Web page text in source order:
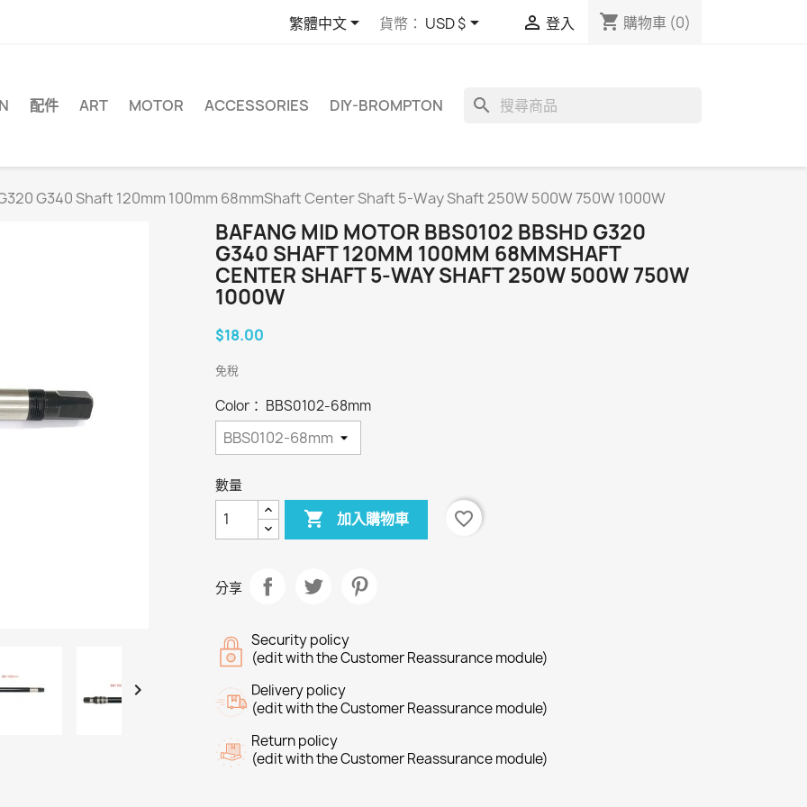
繁體中文 貨幣： USD $  登入 shopping_cart 購物車 (0)
配件 ART MOTOR ACCESSORIES DIY-BROMPTON search
G340 Shaft 120mm 100mm 68mmShaft Center Shaft 5-Way Shaft 250W 500W 750W 1000W

BAFANG MID MOTOR BBS0102 BBSHD G320
G340 SHAFT 120MM 100MM 68MMSHAFT
CENTER SHAFT 5-WAY SHAFT 250W 500W 750W
1000W
$18.00
免稅
Color： BBS0102-68mm
數量
 加入購物車 favorite_border
分享
Security policy
(edit with the Customer Reassurance module)
Delivery policy
(edit with the Customer Reassurance module)
Return policy
(edit with the Customer Reassurance module)